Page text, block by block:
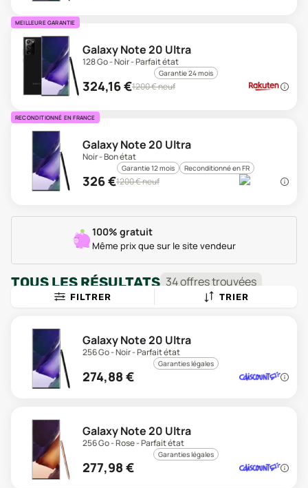
MEILLEURE GARANTIE
Galaxy Note 20 Ultra
128 Go - Noir - Parfait état
Garantie 24 mois
324,16€1200€ neuf
RECONDITIONNÉ EN FRANCE
Galaxy Note 20 Ultra
Noir - Bon état
Garantie 12 mois Reconditionné en FR
326€1200€ neuf
100% gratuit
Même prix que sur le site vendeur
TOUS LES RÉSULTATS 34offrestrouvées
FILTRER TRIER
Galaxy Note 20 Ultra
256 Go - Noir - Parfait état
Garanties légales
274,88 €
Galaxy Note 20 Ultra
256 Go - Rose - Parfait état
Garanties légales
277,98 €